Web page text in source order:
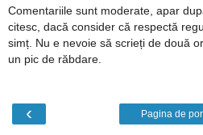
Comentariile sunt moderate, apar
citesc, dacă consider că respectă
simț. Nu e nevoie să scrieți de două
un pic de răbdare.
‹ Pagina de